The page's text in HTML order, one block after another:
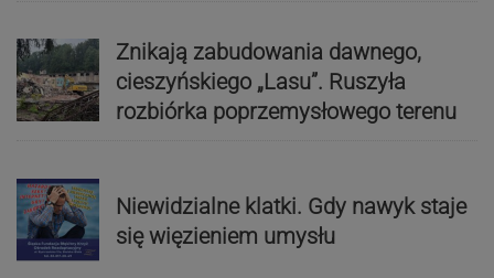
Znikają zabudowania dawnego,
cieszyńskiego „Lasu”. Ruszyła
rozbiórka poprzemysłowego terenu
Niewidzialne klatki. Gdy nawyk staje
się więzieniem umysłu